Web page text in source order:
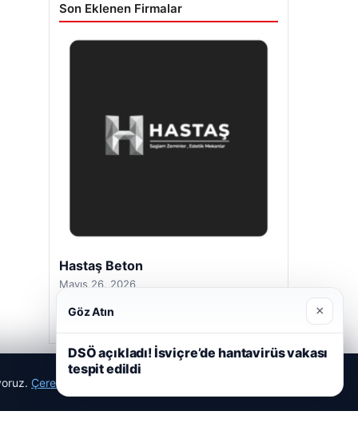
Son Eklenen Firmalar
Hastaş Beton
Mayıs 26, 2026
Çerez Politikamız
Göz Atın ×
DSÖ açıkladı! İsviçre’de hantavirüs vakası
tespit edildi